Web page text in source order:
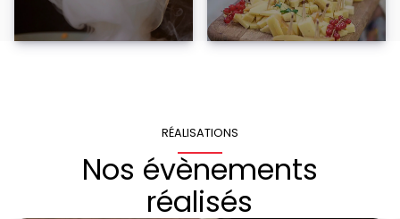
RÉALISATIONS
Nos évènements
réalisés